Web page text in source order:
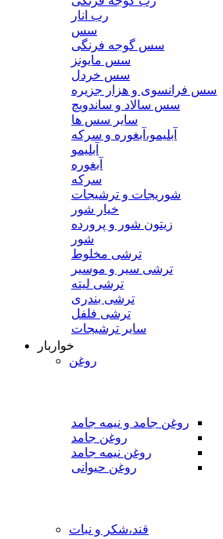
رب انار
سس
سس گوجه فرنگی
سس مایونز
سس خردل
سس فرانسوی و هزار جزیره
سس سالاد و ساندویچ
سایر سس ها
آبلیمو،آبغوره و سرکه
آبلیمو
آبغوره
سرکه
شوریجات و ترشیجات
خیار شور
زیتون شور و پرورده
شور
ترشی مخلوط
ترشی سیر و موسیر
ترشی لیته
ترشی بندری
ترشی فلفل
سایر ترشیجات
خواربار
روغن
روغن جامد و نیمه جامد
روغن جامد
روغن نیمه جامد
روغن حیوانی
قند،شکر و نبات